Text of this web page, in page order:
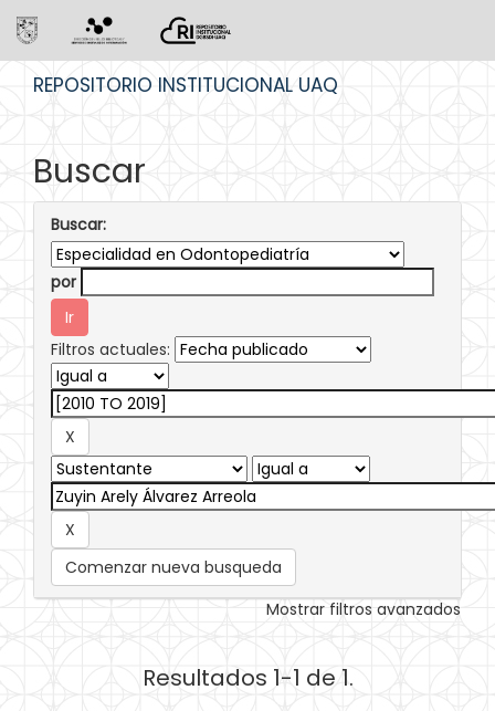
REPOSITORIO INSTITUCIONAL UAQ
Buscar
Buscar:
por
Filtros actuales:
Comenzar nueva busqueda
Mostrar filtros avanzados
Resultados 1-1 de 1.